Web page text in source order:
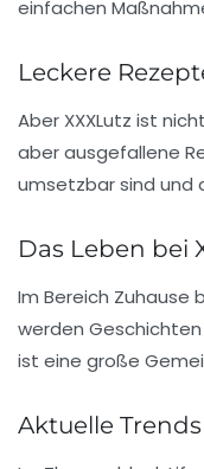
einfachen
Leckere
Aber XXXLutz ist
aber ausgefallene
umsetzbar sind und
Das Leben bei
Im Bereich Zuhause
werden Geschichten
ist eine große
Aktuelle